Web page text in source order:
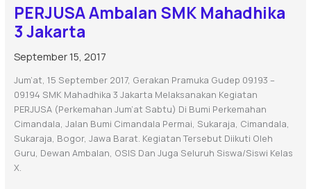
PERJUSA Ambalan SMK Mahadhika
3 Jakarta
September 15, 2017
Jum’at, 15 September 2017, Gerakan Pramuka Gudep 09.193 –
09.194 SMK Mahadhika 3 Jakarta Melaksanakan Kegiatan
PERJUSA (Perkemahan Jum’at Sabtu) Di Bumi Perkemahan
Cimandala, Jalan Bumi Cimandala Permai, Sukaraja, Cimandala,
Sukaraja, Bogor, Jawa Barat. Kegiatan Tersebut Diikuti Oleh
Guru, Dewan Ambalan, OSIS Dan Juga Seluruh Siswa/siswi Kelas
X.